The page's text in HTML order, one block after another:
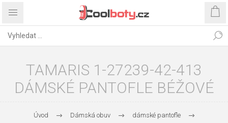
TAMARIS 1-27239-42-413
DÁMSKÉ PANTOFLE BÉŽOVÉ
Úvod Dámská obuv dámské pantofle